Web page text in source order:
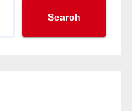
Search